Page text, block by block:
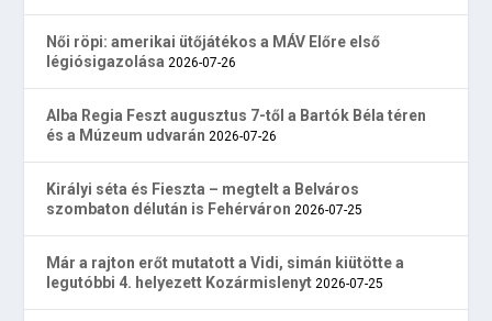
Női röpi: amerikai ütőjátékos a MÁV Előre első
légiósigazolása 2026-07-26
Alba Regia Feszt augusztus 7-től a Bartók Béla téren
és a Múzeum udvarán 2026-07-26
Királyi séta és Fieszta – megtelt a Belváros
szombaton délután is Fehérváron 2026-07-25
Már a rajton erőt mutatott a Vidi, simán kiütötte a
legutóbbi 4. helyezett Kozármislenyt 2026-07-25